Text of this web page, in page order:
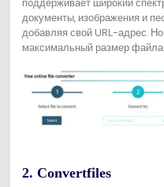
поддерживает широкий
документы, изображения и
добавляя свой URL-адрес.
максимальный размер
2. Convertfiles